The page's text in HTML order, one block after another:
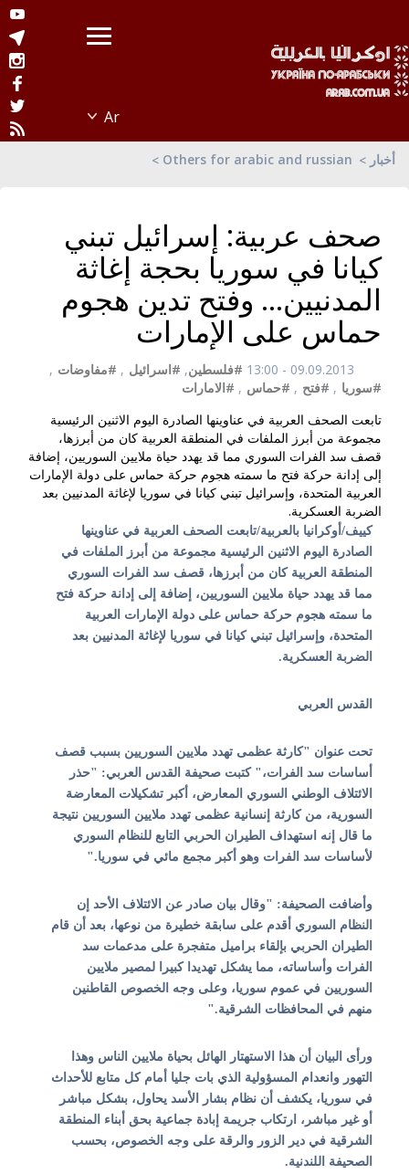
أخبار Others for arabic and russian
صحف عربية: إسرائيل تبني
كيانا في سوريا بحجة إغاثة
المدنيين... وفتح تدين هجوم
حماس على الإمارات
09.09.2013 - 13:00 #فلسطين, #اسرائيل , #مفاوضات ,
#سوريا , #فتح , #حماس , #الامارات
تابعت الصحف العربية في عناوينها الصادرة اليوم الاثنين الرئيسية
مجموعة من أبرز الملفات في المنطقة العربية كان من أبرزها،
قصف سد الفرات السوري مما قد يهدد حياة ملايين السوريين، إضافة
إلى إدانة حركة فتح ما سمته هجوم حركة حماس على دولة الإمارات
العربية المتحدة، وإسرائيل تبني كيانا في سوريا لإغاثة المدنيين بعد
الضربة العسكرية.
كييف/أوكرانيا بالعربية/تابعت الصحف العربية في عناوينها
الصادرة اليوم الاثنين الرئيسية مجموعة من أبرز الملفات في
المنطقة العربية كان من أبرزها، قصف سد الفرات السوري
مما قد يهدد حياة ملايين السوريين، إضافة إلى إدانة حركة فتح
ما سمته هجوم حركة حماس على دولة الإمارات العربية
المتحدة، وإسرائيل تبني كيانا في سوريا لإغاثة المدنيين بعد
الضربة العسكرية.
القدس العربي
تحت عنوان "كارثة عظمى تهدد ملايين السوريين بسبب قصف
أساسات سد الفرات،" كتبت صحيفة القدس العربي: "حذر
الائتلاف الوطني السوري المعارض، أكبر تشكيلات المعارضة
السورية، من كارثة إنسانية عظمى تهدد ملايين السوريين نتيجة
ما قال إنه استهداف الطيران الحربي التابع للنظام السوري
لأساسات سد الفرات وهو أكبر مجمع مائي في سوريا."
وأضافت الصحيفة: "وقال بيان صادر عن الائتلاف الأحد إن
النظام السوري أقدم على سابقة خطيرة من نوعها، بعد أن قام
الطيران الحربي بإلقاء براميل متفجرة على مدعمات سد
الفرات وأساساته، مما يشكل تهديدا كبيرا لمصير ملايين
السوريين في عموم سوريا، وعلى وجه الخصوص القاطنين
منهم في المحافظات الشرقية."
ورأى البيان أن هذا الاستهتار الهائل بحياة ملايين الناس وهذا
التهور وانعدام المسؤولية الذي بات جليا أمام كل متابع للأحداث
في سوريا، يكشف أن نظام بشار الأسد يحاول، بشكل مباشر
أو غير مباشر، ارتكاب جريمة إبادة جماعية بحق أبناء المنطقة
الشرقية في دير الزور والرقة على وجه الخصوص، بحسب
الصحيفة اللندنية.